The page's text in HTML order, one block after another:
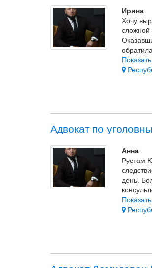
Ирина
Хочу
сложной
нашла
деле, с
Адвокат по
Анна
Рустам
день.